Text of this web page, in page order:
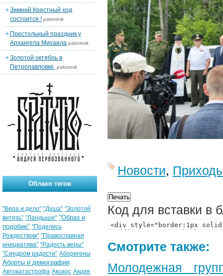
Новости,
Код для вставки в
Смотрите также:
Молодежная
Зимний Крестный ход
состоится ! palomnik
Престольный праздник у
Архангела Михаила palomnik
Золотой октябрь в
Петропавловке. palomnik
Облако тегов
"Вера и дело" "Душа" "Золотой
витязь" "Ландыши" "Образ и
подобие" "Поделись
Рождеством" "Православная
инициатива" "Радость веры"
"Синдром радости" Аборигены
Аборты и демография
Автокатастрофа Аксиос Акция